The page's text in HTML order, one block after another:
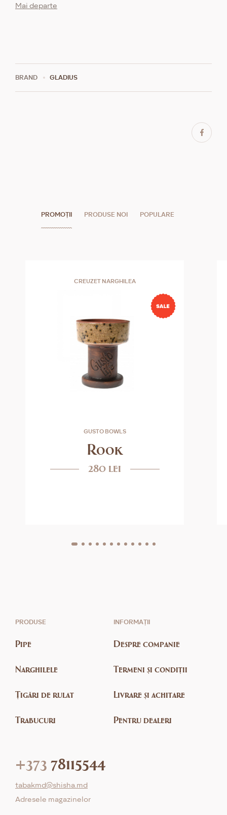
pentru fumatul de pipă. Această brichetă a fost
Mai departe
BRAND GLADIUS
PROMOȚII PRODUSE NOI POPULARE
CREUZET NARGHILEA
GUSTO BOWLS
Rook
280 lei
PRODUSE
Pipe
Narghilele
Țigări de rulat
Trabucuri
INFORMAȚII
Despre companie
Termeni și condiții
Livrare și achitare
Pentru dealeri
+373 78115544
tabakmd@shisha.md
Adresele magazinelor